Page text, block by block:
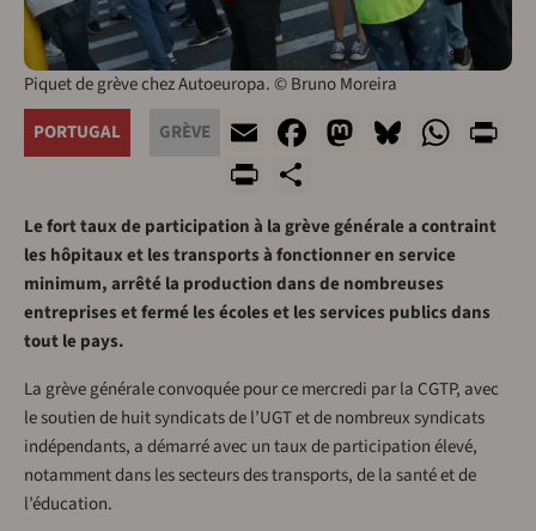
Piquet de grève chez Autoeuropa. © Bruno Moreira
PORTUGAL
GRÈVE EmailFacebook
Mastodon
Bluesky
PrintFriendly
Le fort taux de participation à la grève générale a contraint
les hôpitaux et les transports à fonctionner en service
minimum, arrêté la production dans de nombreuses
entreprises et fermé les écoles et les services publics dans
tout le pays.
La grève générale convoquée pour ce mercredi par la CGTP, avec
le soutien de huit syndicats de l’UGT et de nombreux syndicats
indépendants, a démarré avec un taux de participation élevé,
notamment dans les secteurs des transports, de la santé et de
l’éducation.